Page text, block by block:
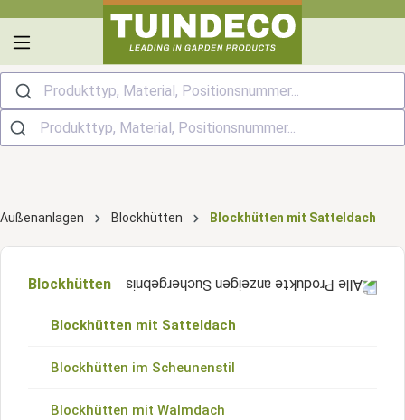
springen
Produkttyp, Material, Positionsnummer...
Außenanlagen Blockhütten Blockhütten mit Satteldach
Blockhütten
Blockhütten mit Satteldach
Blockhütten im Scheunenstil
Blockhütten mit Walmdach